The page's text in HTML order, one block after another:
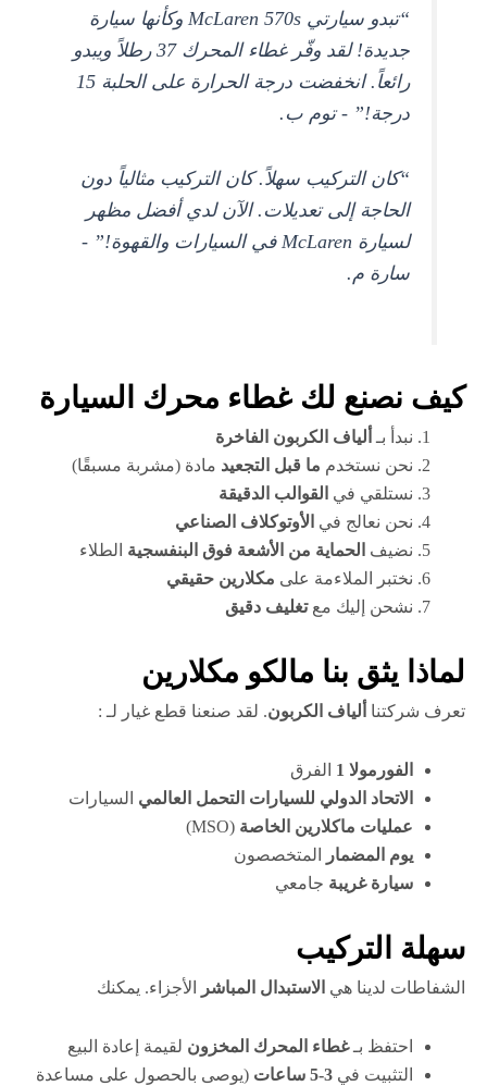
“تبدو سيارتي McLaren 570s وكأنها سيارة
جديدة! لقد وفّر غطاء المحرك 37 رطلاً ويبدو
رائعاً. انخفضت درجة الحرارة على الحلبة 15
درجة!” - توم ب.
“كان التركيب سهلاً. كان التركيب مثالياً دون
الحاجة إلى تعديلات. الآن لدي أفضل مظهر
لسيارة McLaren في السيارات والقهوة!” -
سارة م.
كيف نصنع لك غطاء محرك السيارة
نبدأ بـ ألياف الكربون الفاخرة
نحن نستخدم ما قبل التجعيد مادة (مشربة مسبقًا)
نستلقي في القوالب الدقيقة
نحن نعالج في الأوتوكلاف الصناعي
نضيف الحماية من الأشعة فوق البنفسجية الطلاء
نختبر الملاءمة على مكلارين حقيقي
نشحن إليك معتغليف دقيق
لماذا يثق بنا مالكو مكلارين
تعرف شركتنا ألياف الكربون. لقد صنعنا قطع غيار لـ :
الفورمولا 1
الفرق
الاتحاد الدولي للسيارات التحمل العالمي السيارات
عمليات ماكلارين الخاصة (MSO)
يوم المضمار
المتخصصون
سيارة غريبة جامعي
سهلة التركيب
الشفاطات لدينا هي الاستبدال المباشر الأجزاء. يمكنك
احتفظ بـغطاء المحرك المخزون لقيمة إعادة البيع
التثبيت في 3-5 ساعات
(يوصى بالحصول على مساعدة